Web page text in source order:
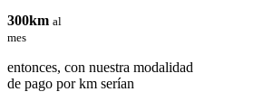
300km al
mes
entonces, con nuestra modalidad
de pago por km serían